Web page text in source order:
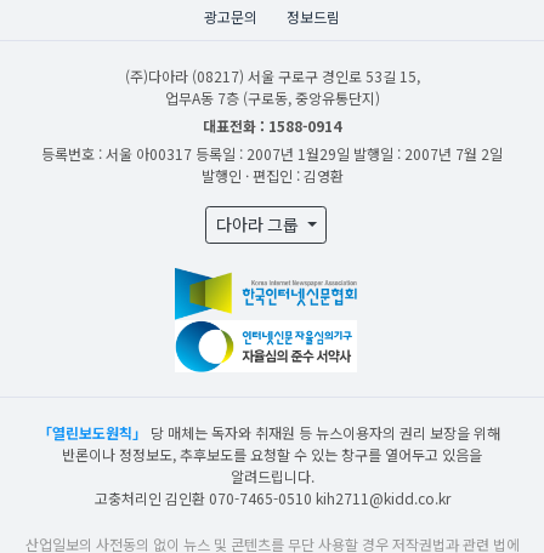
광고문의
정보드림
(주)다아라 (08217) 서울 구로구 경인로 53길 15,
업무A동 7층 (구로동, 중앙유통단지)
대표전화 : 1588-0914
등록번호 : 서울 아00317 등록일 : 2007년 1월29일 발행일 : 2007년 7월 2일
발행인 · 편집인 : 김영환
다아라 그룹
「열린보도원칙」
당 매체는 독자와 취재원 등 뉴스이용자의 권리 보장을 위해
반론이나 정정보도, 추후보도를 요청할 수 있는 창구를 열어두고 있음을
알려드립니다.
고충처리인 김인환 070-7465-0510 kih2711@kidd.co.kr
산업일보의 사전동의 없이 뉴스 및 콘텐츠를 무단 사용할 경우 저작권법과 관련 법에